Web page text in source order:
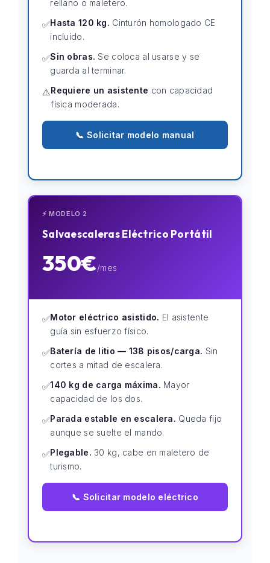
rellano o maletero.
✅Hasta 120 kg. Cinturón homologado CE
incluido.
✅Sin obras. Se coloca al usarse y se
guarda al terminar.
⚠️Requiere un asistente con capacidad
física moderada.
📞 Solicitar modelo manual
⚡ MODELO 2
Salvaescaleras Eléctrico Portátil
350€/mes
✅Motor eléctrico asistido. El asistente
guía sin esfuerzo físico.
✅Batería de litio — 138 pisos/carga. Sin
cortes a mitad de escalera.
✅140 kg de carga máxima. Mayor
capacidad de los dos.
✅Parada estable en escalera. Queda fijo
aunque se suelte el mando.
✅Plegable. 30 kg, cabe en maletero de
turismo.
📞 Solicitar modelo eléctrico